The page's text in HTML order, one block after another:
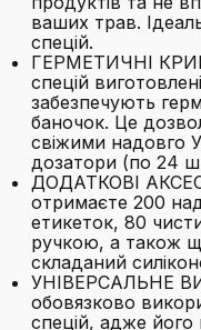
ваших трав.
спецій.
ГЕРМЕТИЧНІ
спецій
забезпечують
баночок. Це
свіжими надовго У
дозатори (по 24
ДОДАТКОВІ
отримаєте 200
етикеток, 80
ручкою, а також
складаний
УНІВЕРСАЛЬНЕ
обовязково
спецій, адже